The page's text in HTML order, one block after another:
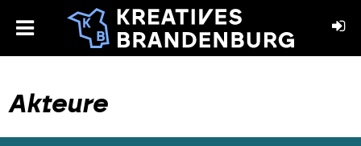
toggle
Akteure